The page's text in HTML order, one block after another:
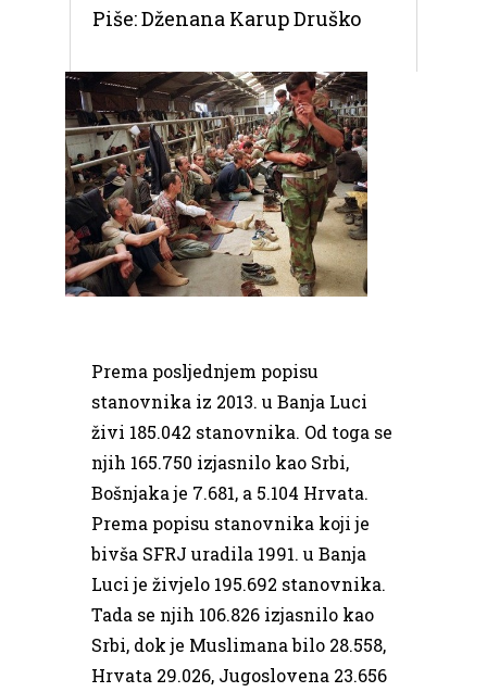
Piše: Dženana Karup Druško
Prema posljednjem popisu
stanovnika iz 2013. u Banja Luci
živi 185.042 stanovnika. Od toga se
njih 165.750 izjasnilo kao Srbi,
Bošnjaka je 7.681, a 5.104 Hrvata.
Prema popisu stanovnika koji je
bivša SFRJ uradila 1991. u Banja
Luci je živjelo 195.692 stanovnika.
Tada se njih 106.826 izjasnilo kao
Srbi, dok je Muslimana bilo 28.558,
Hrvata 29.026, Jugoslovena 23.656